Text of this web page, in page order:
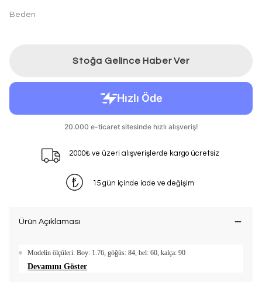
Beden
Stoğa Gelince Haber Ver
2000₺ ve üzeri alışverişlerde kargo ücretsiz
15 gün içinde iade ve değişim
Ürün Açıklaması
Modelin ölçüleri: Boy: 1.76, göğüs: 84, bel: 60, kalça: 90
Devamını Göster